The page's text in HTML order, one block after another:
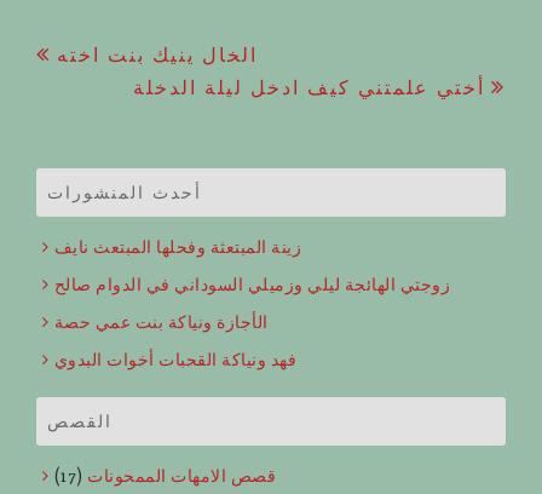
Post
navigation
الخال ينيك بنت اخته
أختي علمتني كيف ادخل ليلة الدخلة
أحدث المنشورات
زينة المبتعثة وفحلها المبتعث نايف
زوجتي الهائجة ليلي وزميلي السوداني في الدوام صالح
الأجازة ونياكة بنت عمي حصة
فهد ونياكة القحبات أخوات البدوي
القصص
قصص الامهات الممحونات (17)